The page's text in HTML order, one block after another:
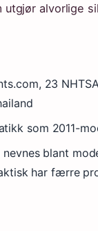
alvorlige
23
som 2011-
blant
har færre